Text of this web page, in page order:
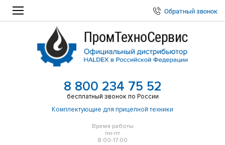
Обратный звонок
8 800 234 75 52
бесплатный звонок по России
Комплектующие для прицепной техники
Время работы
пн-пт
8:00-17:00